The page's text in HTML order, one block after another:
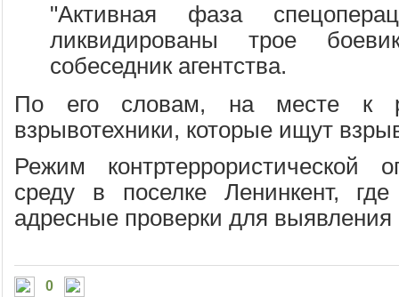
"Активная фаза
ликвидированы трое
собеседник агентства.
По его словам, на месте к
взрывотехники, которые ищут
Режим контртеррористической
среду в поселке Ленинкент,
адресные проверки для выявления
0